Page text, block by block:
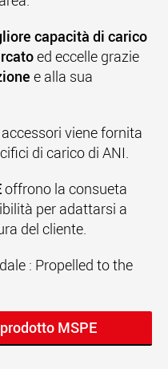
capacità di carico
ed eccelle grazie
e alla sua
viene fornita
di carico di ANI.
offrono la consueta
per adattarsi a
del cliente.
: Propelled to the
MSPE